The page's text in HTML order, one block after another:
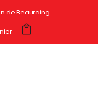
de Beauraing